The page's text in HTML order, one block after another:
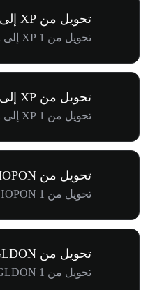
تحويل من XP إلى GBP
تحويل من 1 XP إلى £0.0119
تحويل من XP إلى BRL
تحويل من 1 XP إلى R$0.0822
تحويل من SHOPON إلى PHP
تحويل من 1 SHOPON إلى ₱9.14K
تحويل من GLDON إلى PHP
تحويل من 1 GLDON إلى ₱24.10K